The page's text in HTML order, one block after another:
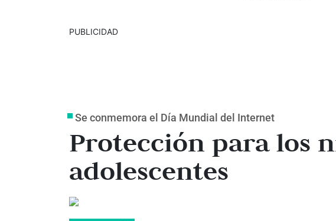
PUBLICIDAD
Se conmemora el Día Mundial del Internet
Protección para los
adolescentes